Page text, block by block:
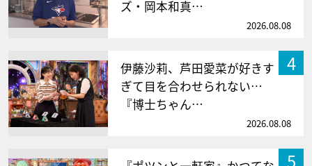
ズ・岡本和真…
2026.08.08
4
伊藤沙莉、芦田愛菜が好きす
ぎて目を合わせられない…
『博士ちゃん…
2026.08.08
5